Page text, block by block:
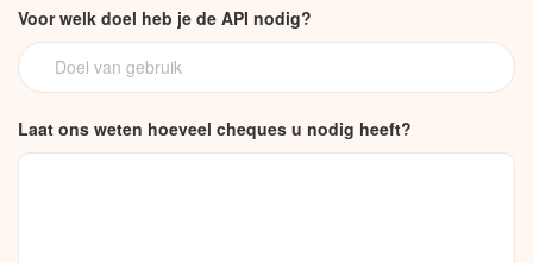
Voor welk doel heb je de API nodig?
Laat ons weten hoeveel cheques u nodig heeft?